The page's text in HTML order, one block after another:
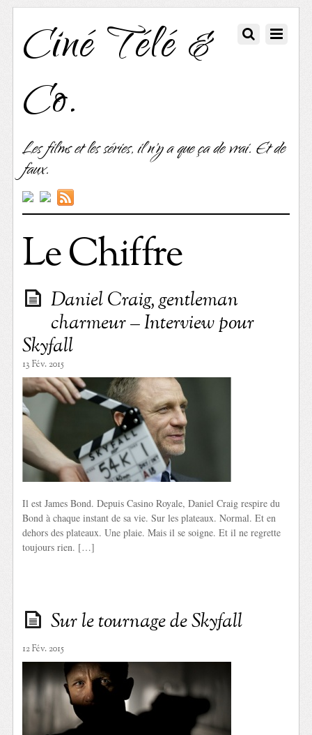
Ciné Télé &
Co.
Les films et les séries, il n'y a que ça de vrai. Et de
faux.
Le Chiffre
Daniel Craig, gentleman
charmeur – Interview pour
Skyfall
13 Fév. 2015
Il est James Bond. Depuis Casino Royale, Daniel Craig respire du
Bond à chaque instant de sa vie. Sur les plateaux. Normal. Et en
dehors des plateaux. Une plaie. Mais il se soigne. Et il ne regrette
toujours rien. […]
Sur le tournage de Skyfall
12 Fév. 2015